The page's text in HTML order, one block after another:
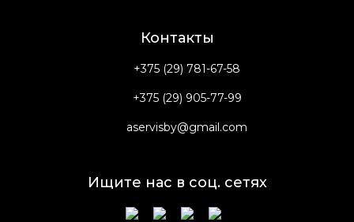
Контакты
+375 (29) 781-67-58
+375 (29) 905-77-99
aservisby@gmail.com
Ищите нас в соц. сетях